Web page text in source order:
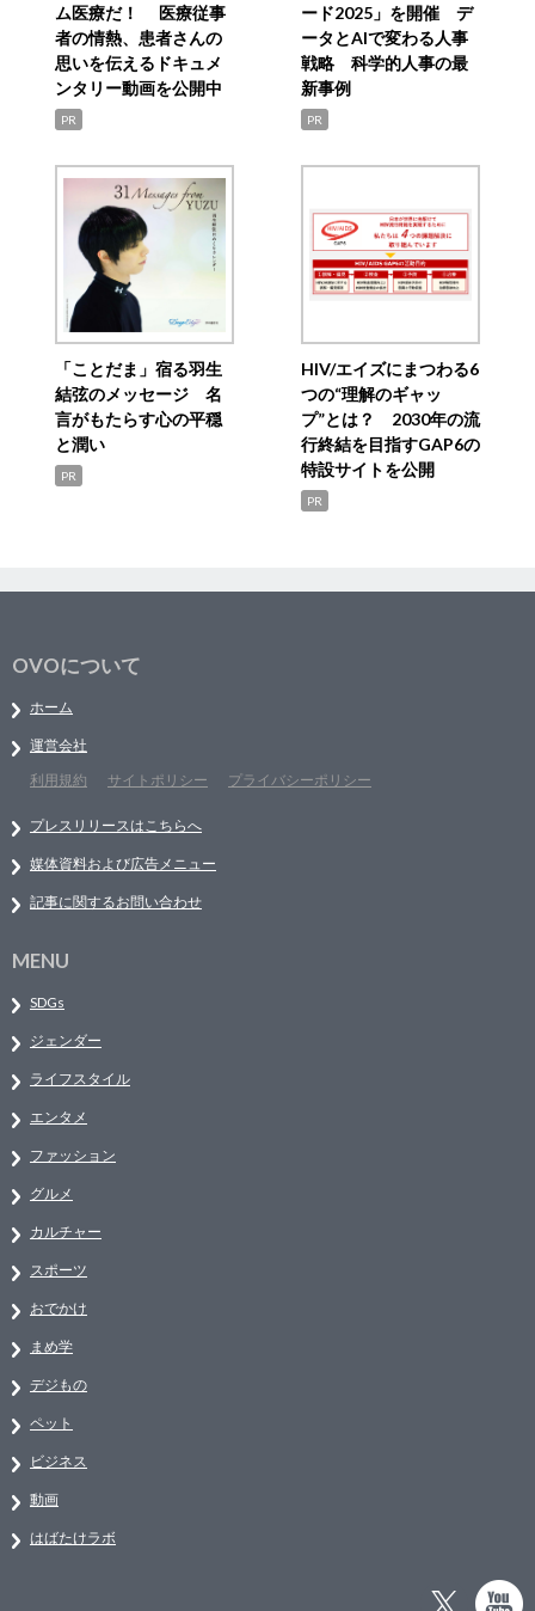
ム医療だ！ 医療従事
者の情熱、患者さんの
思いを伝えるドキュメ
ンタリー動画を公開中
PR
ード2025」を開催 デ
ータとAIで変わる人事
戦略 科学的人事の最
新事例
PR
「ことだま」宿る羽生
結弦のメッセージ 名
言がもたらす心の平穏
と潤い
PR
HIV/エイズにまつわる6
つの“理解のギャッ
プ”とは？ 2030年の流
行終結を目指すGAP6の
特設サイトを公開
PR
OVOについて
ホーム
運営会社
利用規約
サイトポリシー プライバシーポリシー
プレスリリースはこちらへ
媒体資料および広告メニュー
記事に関するお問い合わせ
MENU
SDGs
ジェンダー
ライフスタイル
エンタメ
ファッション
グルメ
カルチャー
スポーツ
おでかけ
まめ学
デジもの
ペット
ビジネス
動画
はばたけラボ